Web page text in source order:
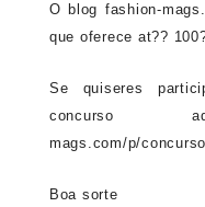
O blog fashion-
que oferece at??
Se quiseres
mags.com/p/
Boa sorte